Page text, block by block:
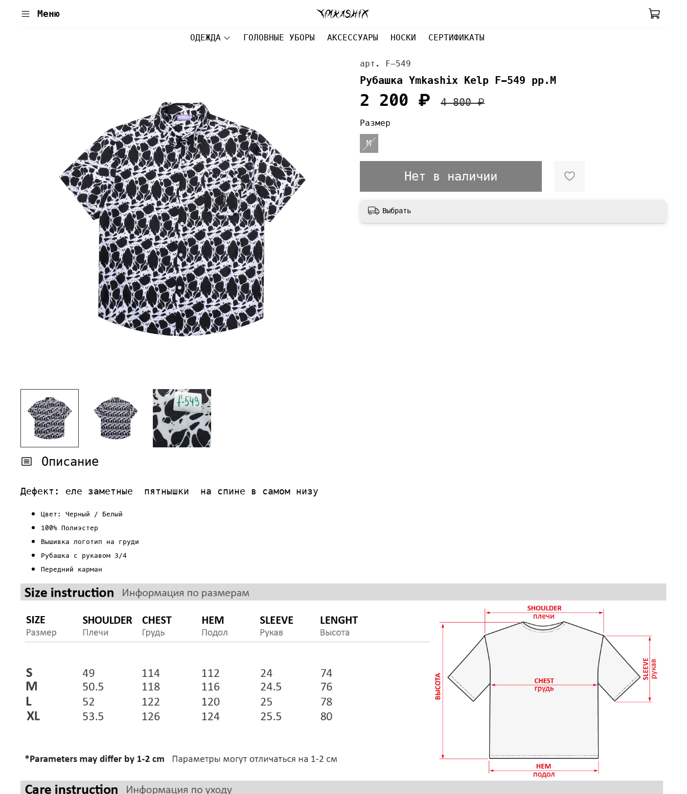
Меню
ОДЕЖДА ГОЛОВНЫЕ УБОРЫ АКСЕССУАРЫ НОСКИ СЕРТИФИКАТЫ
арт. F-549
Рубашка Ymkashix Kelp F-549 pp.M
2 200 ₽ 4 800 ₽
Нет в наличии
Размер
M
Выбрать
Описание
Дефект: еле заметные пятнышки на спине в самом низу
Цвет: Черный / Белый
100% Полиэстер
Вышивка логотип на груди
Рубашка с рукавом 3/4
Передний карман